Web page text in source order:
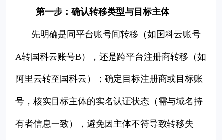
第一步：确认转移类型与目标主体
先明确是同平台账号间转移（如国科云账号
A转国科云账号B），还是跨平台注册商转移（如
阿里云转至国科云）；确定目标注册商或目标账
号，核实目标主体的实名认证状态（需与域名持
有者信息一致），避免因主体不符导致转移失